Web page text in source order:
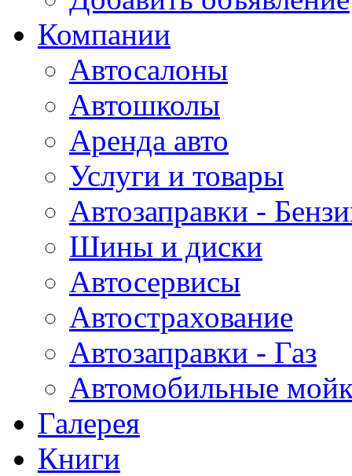
Компании
Автосалоны
Автошколы
Аренда авто
Услуги и товары
Автозаправки -
Шины и диски
Автосервисы
Автострахование
Автозаправки - Газ
Автомобильные
Галерея
Книги